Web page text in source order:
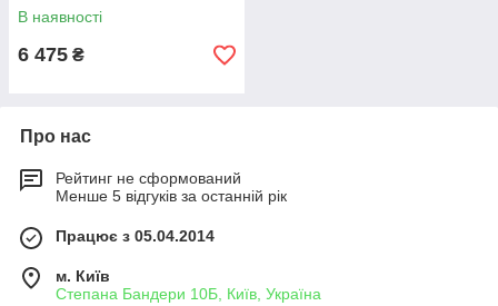
В наявності
6 475 ₴
Про нас
Рейтинг не сформований
Менше 5 відгуків за останній рік
Працює з 05.04.2014
м. Київ
Степана Бандери 10Б, Київ, Україна